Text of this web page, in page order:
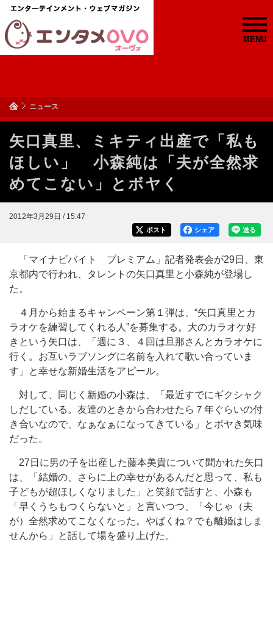
MENU
ニュース
矢口真里、ミキティ出産で「私も
ほしい」 小森純は「夫が全然求
めてこない」とボヤく
2012年3月29日 / 15:47
送る
シェア
ポスト
「マイナビバイト プレミアム」記者発表会が29日、東
京都内で行われ、タレントの矢口真里と小森純が登場し
た。
４月から始まるキャンペーン第１弾は、“矢口真里とカ
ラオケを練習してくれる人”を募集する。大のカラオケ好
きという矢口は、「週に３、４回は旦那さんとカラオケに
行く。お互いラブソングに名前を入れて歌い合っていま
す」と幸せな新婚生活をアピール。
対して、同じく新婚の小森は、「最近すでにギクシャク
しだしている。友達のときから合わせたら７年ぐらいの付
き合いなので、なぁなぁになってきている」とボヤき気味
だった。
27日に男の子を出産した藤本美貴について聞かれた矢口
は、「結婚の、さらに上の幸せがあるんだと思って、私も
子どもが超ほしくなりました」と笑顔で話すと、小森も
「早くうちもつくらないと」と言いつつ、「今じゃ（夫
が）全然求めてこなくなった。やばくね？でも離婚はしま
せんから」と話して場を盛り上げた。